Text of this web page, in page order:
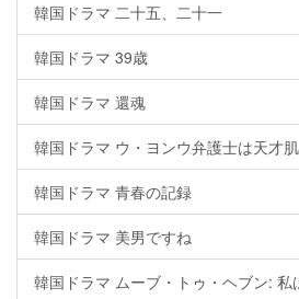
韓国ドラマ 二十五、二十一
韓国ドラマ 39歳
韓国ドラマ 還魂
韓国ドラマ ウ・ヨンウ弁護士は天才肌
韓国ドラマ 青春の記録
韓国ドラマ 美男ですね
韓国ドラマ ムーブ・トゥ・ヘブン: 私